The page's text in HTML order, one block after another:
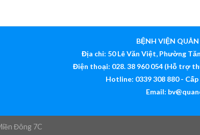
BỆNH VIỆN
Địa chỉ: 50 Lê Văn Việt, Phường
Điện thoại: 028. 38 960 054 (Hỗ trợ
Hotline: 0339 308 880 -
Email:
Đông 7C